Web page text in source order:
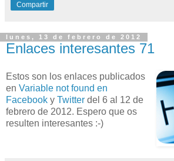
Compartir
lunes, 13 de febrero de 2012
Enlaces interesantes 71
Estos son los enlaces publicados
en Variable not found en
Facebook y Twitter del 6 al 12 de
febrero de 2012. Espero que os
resulten interesantes :-)